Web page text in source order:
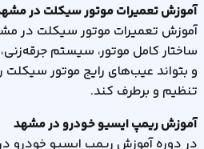
آموزش تعمیرات موتور سیکلت در
آموزش تعمیرات موتور سیکلت در
ساختار کامل موتور، سیستم
و بتواند عیب‌های رایج موتور
تنظیم و برطرف کند.
آموزش ریمپ ایسیو خودرو در مشهد
در دوره آموزش ریمپ ایسیو خودرو